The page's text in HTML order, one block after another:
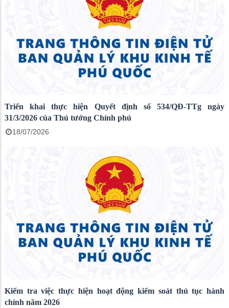
Triển khai thực hiện Quyết định số 534/QĐ-TTg ngày
31/3/2026 của Thủ tướng Chính phủ
18/07/2026
Kiểm tra việc thực hiện hoạt động kiểm soát thủ tục hành
chính năm 2026